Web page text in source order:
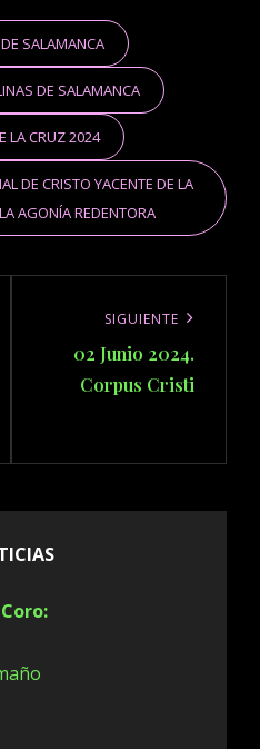
SALAMANCA
DE SALAMANCA
LA CRUZ 2024
DE CRISTO YACENTE DE LA
AGONÍA REDENTORA
SiguienteSIGUIENTE
02 Junio 2024.
Corpus Cristi